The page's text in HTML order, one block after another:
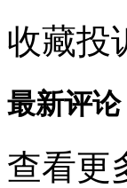
收藏投
最新评论
查看更